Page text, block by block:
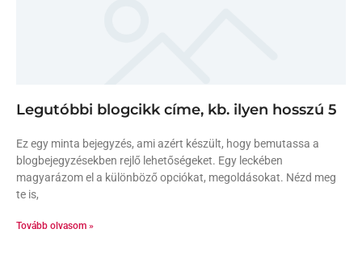
Legutóbbi blogcikk címe, kb. ilyen hosszú 5
Ez egy minta bejegyzés, ami azért készült, hogy bemutassa a
blogbejegyzésekben rejlő lehetőségeket. Egy leckében
magyarázom el a különböző opciókat, megoldásokat. Nézd meg
te is,
Tovább olvasom »